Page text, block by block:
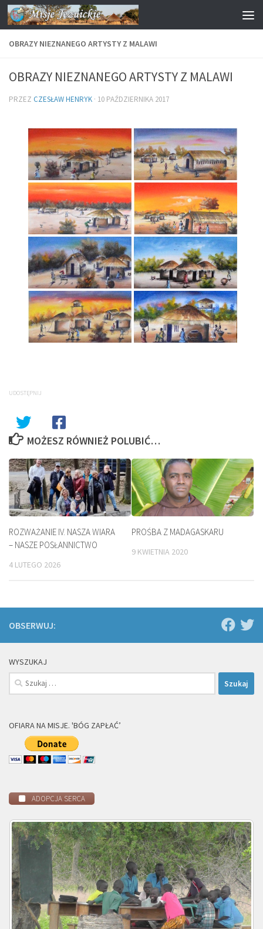
Przejdź do treści
OBRAZY NIEZNANEGO ARTYSTY Z MALAWI
OBRAZY NIEZNANEGO ARTYSTY Z MALAWI
PRZEZ CZESŁAW HENRYK · 10 PAŹDZIERNIKA 2017
UDOSTĘPNIJ
MOŻESZ RÓWNIEŻ POLUBIĆ…
ROZWAŻANIE IV. NASZA WIARA
– NASZE POSŁANNICTWO
4 LUTEGO 2026
PROŚBA Z MADAGASKARU
9 KWIETNIA 2020
OBSERWUJ:
WYSZUKAJ
Szukaj:
OFIARA NA MISJE. 'BÓG ZAPŁAĆ’
ADOPCJA SERCA